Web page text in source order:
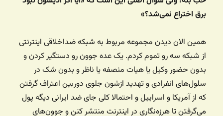
برق اختراع نمی‌شد؟»
همین الان دیدن مجموعه مربوط به شبکه ضداخلاقی اینترنتی
از شبکه سه رو تموم کردم. یک عده جوون رو دستگیر کردن و
بدون حضور وکیل یا هیات منصفه یا ناظر و بدون شک در
سلول‌های انفرادی و تهدید ازشون جلوی دوربین اعتراف گرفتن
که از آمریکا و اسراییل و احتمالا کلی جای ضد ایرانی دیگه پول
می‌گرفتن تا هرزه‌نگاری در اینترنت منتشر کنن و جوون‌های